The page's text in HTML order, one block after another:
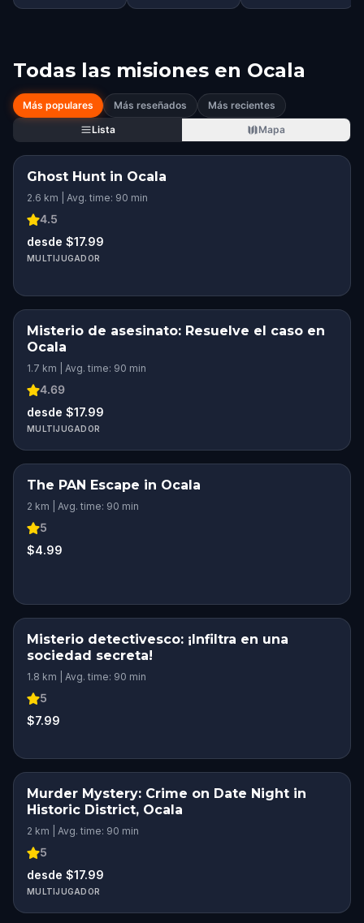
Todas las misiones en Ocala
Más populares Más reseñados
Más recientes
Lista
Mapa
Ghost Hunt in Ocala
2.6 km | Avg. time: 90 min
4.5
desde $17.99
MULTIJUGADOR
Misterio de asesinato: Resuelve el caso en
Ocala
1.7 km | Avg. time: 90 min
4.69
desde $17.99
MULTIJUGADOR
The PAN Escape in Ocala
2 km | Avg. time: 90 min
5
$4.99
Misterio detectivesco: ¡Infiltra en una
sociedad secreta!
1.8 km | Avg. time: 90 min
5
$7.99
Murder Mystery: Crime on Date Night in
Historic District, Ocala
2 km | Avg. time: 90 min
5
desde $17.99
MULTIJUGADOR